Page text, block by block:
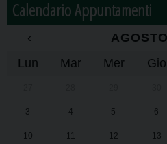
Calendario Appuntamenti
‹
Lun
Mar Mer Gio
3 4 5 6
10 11 12 13